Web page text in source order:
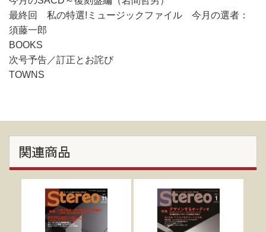
最終回 私の特選!ミュージックファイル 今月の選者：
須藤一郎
BOOKS
次号予告／訂正とお詫び
TOWNS
関連商品